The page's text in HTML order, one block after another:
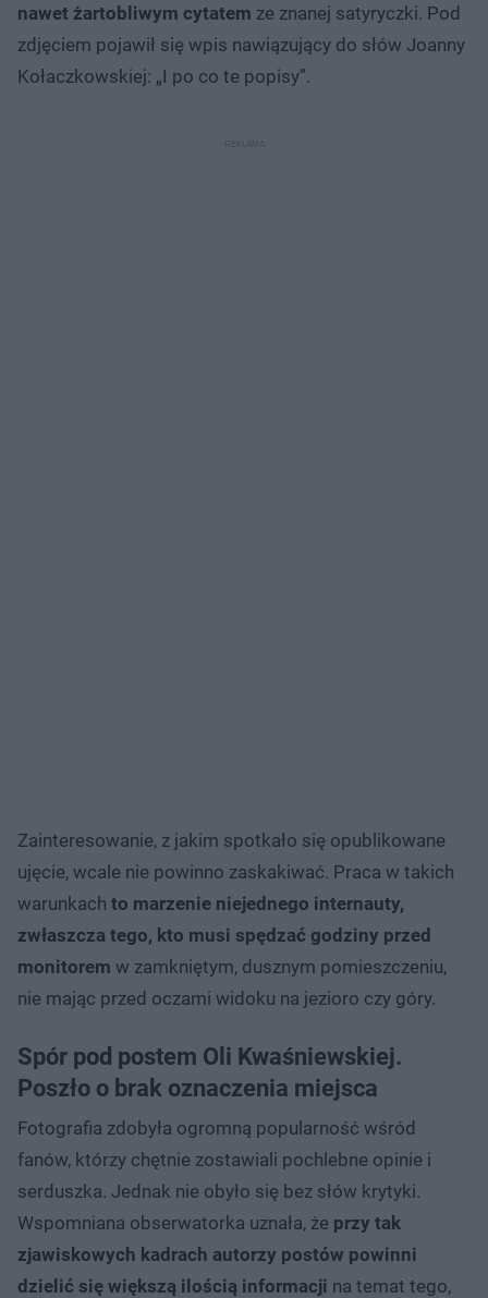
nawet żartobliwym cytatem ze znanej satyryczki. Pod
zdjęciem pojawił się wpis nawiązujący do słów Joanny
Kołaczkowskiej: „I po co te popisy”.
Zainteresowanie, z jakim spotkało się opublikowane
ujęcie, wcale nie powinno zaskakiwać. Praca w takich
warunkach to marzenie niejednego internauty,
zwłaszcza tego, kto musi spędzać godziny przed
monitorem w zamkniętym, dusznym pomieszczeniu,
nie mając przed oczami widoku na jezioro czy góry.
Spór pod postem Oli Kwaśniewskiej.
Poszło o brak oznaczenia miejsca
Fotografia zdobyła ogromną popularność wśród
fanów, którzy chętnie zostawiali pochlebne opinie i
serduszka. Jednak nie obyło się bez słów krytyki.
Wspomniana obserwatorka uznała, że przy tak
zjawiskowych kadrach autorzy postów powinni
dzielić się większą ilością informacji na temat tego,